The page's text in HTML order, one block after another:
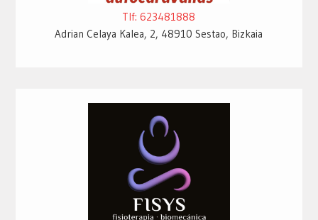
Tlf: 623481888
Adrian Celaya Kalea, 2, 48910 Sestao, Bizkaia